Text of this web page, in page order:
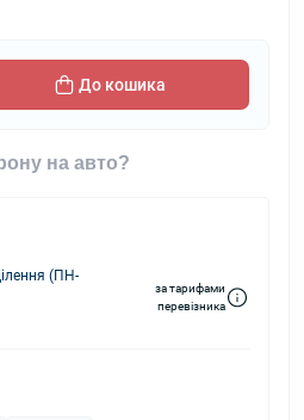
До кошика
на авто?
(ПН-
за тарифами
перевізника